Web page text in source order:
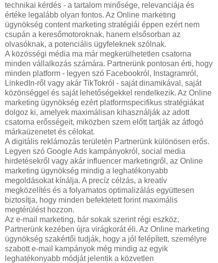
technikai kérdés - a tartalom minősége, relevanciája és
értéke legalább olyan fontos. Az Online marketing
ügynökség content marketing stratégiái éppen ezért nem
csupán a keresőmotoroknak, hanem elsősorban az
olvasóknak, a potenciális ügyfeleknek szólnak.
A közösségi média ma már megkerülhetetlen csatorna
minden vállalkozás számára. Partnerünk pontosan érti, hogy
minden platform - legyen szó Facebookról, Instagramról,
LinkedIn-ről vagy akár TikTokról - saját dinamikával, saját
közönséggel és saját lehetőségekkel rendelkezik. Az Online
marketing ügynökség ezért platformspecifikus stratégiákat
dolgoz ki, amelyek maximálisan kihasználják az adott
csatorna erősségeit, miközben szem előtt tartják az átfogó
márkaüzenetet és célokat.
A digitális reklámozás területén Partnerünk különösen erős.
Legyen szó Google Ads kampányokról, social media
hirdetésekről vagy akár influencer marketingről, az Online
marketing ügynökség mindig a leghatékonyabb
megoldásokat kínálja. A precíz célzás, a kreatív
megközelítés és a folyamatos optimalizálás együttesen
biztosítja, hogy minden befektetett forint maximális
megtérülést hozzon.
Az e-mail marketing, bár sokak szerint régi eszköz,
Partnerünk kezében újra virágkorát éli. Az Online marketing
ügynökség szakértői tudják, hogy a jól felépített, személyre
szabott e-mail kampányok még mindig az egyik
leghatékonyabb módját jelentik a közvetlen